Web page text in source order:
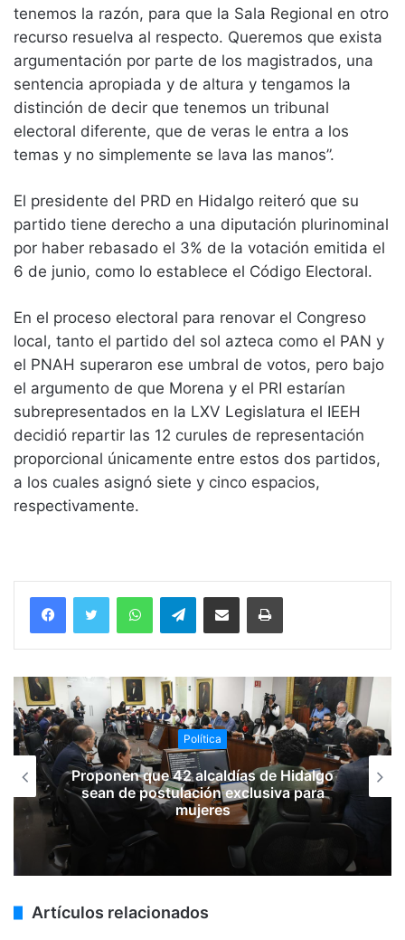
tenemos la razón, para que la Sala Regional en otro
recurso resuelva al respecto. Queremos que exista
argumentación por parte de los magistrados, una
sentencia apropiada y de altura y tengamos la
distinción de decir que tenemos un tribunal
electoral diferente, que de veras le entra a los
temas y no simplemente se lava las manos”.
El presidente del PRD en Hidalgo reiteró que su
partido tiene derecho a una diputación plurinominal
por haber rebasado el 3% de la votación emitida el
6 de junio, como lo establece el Código Electoral.
En el proceso electoral para renovar el Congreso
local, tanto el partido del sol azteca como el PAN y
el PNAH superaron ese umbral de votos, pero bajo
el argumento de que Morena y el PRI estarían
subrepresentados en la LXV Legislatura el IEEH
decidió repartir las 12 curules de representación
proporcional únicamente entre estos dos partidos,
a los cuales asignó siete y cinco espacios,
respectivamente.
WhatsAppTelegramCompartir vía email Imprimir
Política
Proponen que 42 alcaldías de Hidalgo
sean de postulación exclusiva para
mujeres
Artículos relacionados